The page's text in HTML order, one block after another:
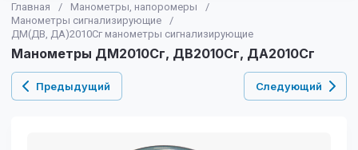
Главная / Манометры, напоромеры
/
Манометры сигнализирующие
/
ДМ(ДВ, ДА)2010Сг манометры сигнализирующие
Манометры ДМ2010Сг, ДВ2010Сг, ДА2010Сг
Предыдущий Следующий